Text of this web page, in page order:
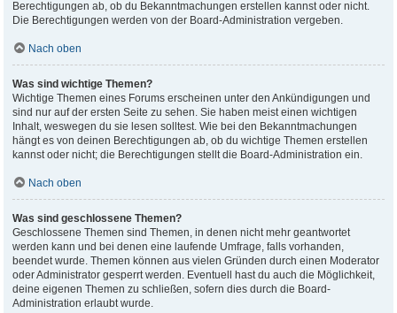
Berechtigungen ab, ob du Bekanntmachungen erstellen kannst oder nicht.
Die Berechtigungen werden von der Board-Administration vergeben.
Nach oben
Was sind wichtige Themen?
Wichtige Themen eines Forums erscheinen unter den Ankündigungen und
sind nur auf der ersten Seite zu sehen. Sie haben meist einen wichtigen
Inhalt, weswegen du sie lesen solltest. Wie bei den Bekanntmachungen
hängt es von deinen Berechtigungen ab, ob du wichtige Themen erstellen
kannst oder nicht; die Berechtigungen stellt die Board-Administration ein.
Nach oben
Was sind geschlossene Themen?
Geschlossene Themen sind Themen, in denen nicht mehr geantwortet
werden kann und bei denen eine laufende Umfrage, falls vorhanden,
beendet wurde. Themen können aus vielen Gründen durch einen Moderator
oder Administrator gesperrt werden. Eventuell hast du auch die Möglichkeit,
deine eigenen Themen zu schließen, sofern dies durch die Board-
Administration erlaubt wurde.